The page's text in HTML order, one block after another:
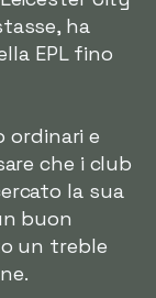
ha
EPL fino
ordinari e
che i club
la sua
buon
un treble